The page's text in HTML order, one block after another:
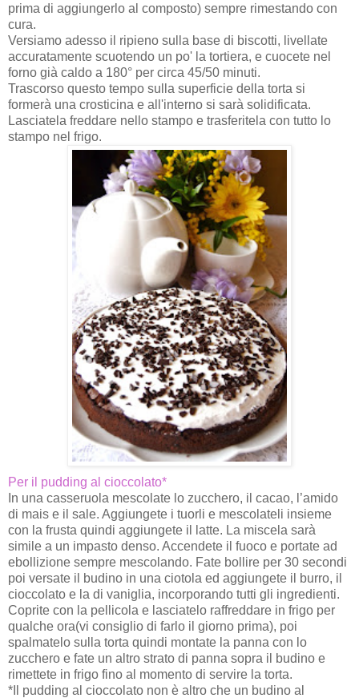
prima di aggiungerlo al composto) sempre rimestando con
cura.
Versiamo adesso il ripieno sulla base di biscotti, livellate
accuratamente scuotendo un po' la tortiera, e cuocete nel
forno già caldo a 180° per circa 45/50 minuti.
Trascorso questo tempo sulla superficie della torta si
formerà una crosticina e all'interno si sarà solidificata.
Lasciatela freddare nello stampo e trasferitela con tutto lo
stampo nel frigo.
Per il pudding al cioccolato*
In una casseruola mescolate lo zucchero, il cacao, l’amido
di mais e il sale. Aggiungete i tuorli e mescolateli insieme
con la frusta quindi aggiungete il latte. La miscela sarà
simile a un impasto denso. Accendete il fuoco e portate ad
ebollizione sempre mescolando. Fate bollire per 30 secondi
poi versate il budino in una ciotola ed aggiungete il burro, il
cioccolato e la di vaniglia, incorporando tutti gli ingredienti.
Coprite con la pellicola e lasciatelo raffreddare in frigo per
qualche ora(vi consiglio di farlo il giorno prima), poi
spalmatelo sulla torta quindi montate la panna con lo
zucchero e fate un altro strato di panna sopra il budino e
rimettete in frigo fino al momento di servire la torta.
*Il pudding al cioccolato non è altro che un budino al